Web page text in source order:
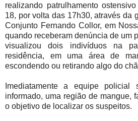
realizando patrulhamento
18, por volta das 17h30, através da
Conjunto Fernando Collor, em
quando receberam denúncia de um
visualizou dois indivíduos na
residência, em uma área de
escondendo ou retirando algo do
Imediatamente a equipe policial
informado, uma região de mangue,
o objetivo de localizar os suspeitos.